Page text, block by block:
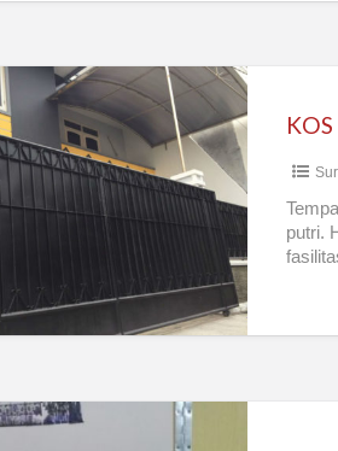
putri.